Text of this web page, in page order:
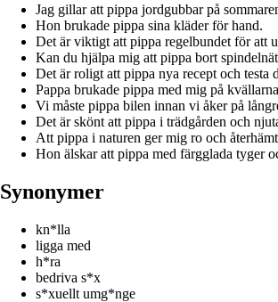
Jag gillar att pippa jordgubbar på
Hon brukade pippa sina kläder för hand.
Det är viktigt att pippa regelbundet för att
Kan du hjälpa mig att pippa bort
Det är roligt att pippa nya recept och testa
Pappa brukade pippa med mig på
Vi måste pippa bilen innan vi åker på
Det är skönt att pippa i trädgården och
Att pippa i naturen ger mig ro och
Hon älskar att pippa med färgglada tyger
Synonymer
kn*lla
ligga med
h*ra
bedriva s*x
s*xuellt umg*nge